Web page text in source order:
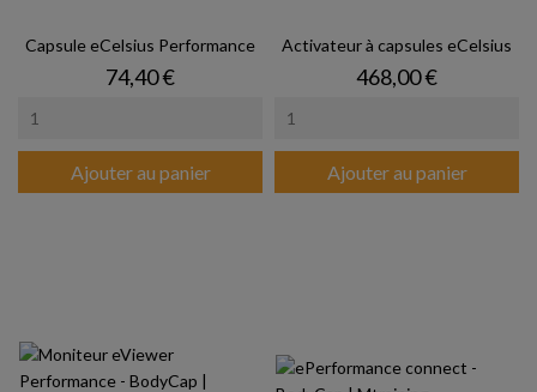
Capsule eCelsius Performance
Prix
74,40 €
Ajouter au panier
Activateur à capsules eCelsius
Prix
468,00 €
Ajouter au panier